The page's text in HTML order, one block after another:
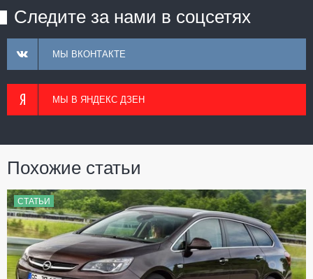
Следите за нами в соцсетях
МЫ ВКОНТАКТЕ
МЫ В ЯНДЕКС ДЗЕН
Похожие статьи
СТАТЬИ